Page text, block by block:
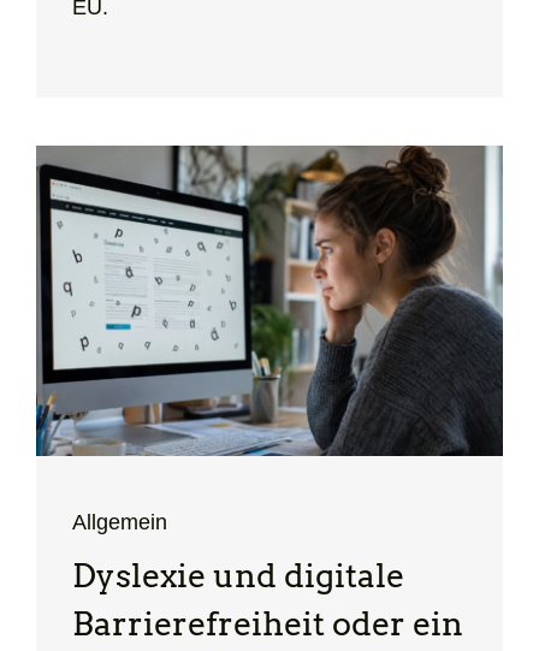
EU.
Allgemein
Dyslexie und digitale
Barrierefreiheit oder ein